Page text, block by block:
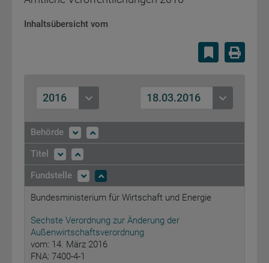
Inhaltsübersicht vom
2016 18.03.2016
Behörde
Titel
Fundstelle
Bundesministerium für Wirtschaft und Energie
Sechste Verordnung zur Änderung der
Außenwirtschaftsverordnung
vom: 14. März 2016
FNA: 7400-4-1